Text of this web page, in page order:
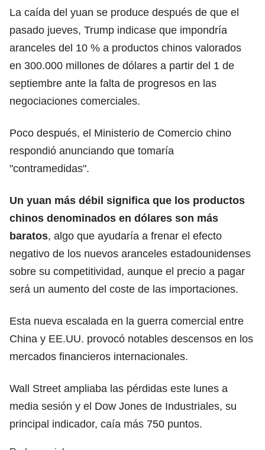
La caída del yuan se produce después de que el
pasado jueves, Trump indicase que impondría
aranceles del 10 % a productos chinos valorados
en 300.000 millones de dólares a partir del 1 de
septiembre ante la falta de progresos en las
negociaciones comerciales.
Poco después, el Ministerio de Comercio chino
respondió anunciando que tomaría
"contramedidas".
Un yuan más débil significa que los productos
chinos denominados en dólares son más
baratos, algo que ayudaría a frenar el efecto
negativo de los nuevos aranceles estadounidenses
sobre su competitividad, aunque el precio a pagar
será un aumento del coste de las importaciones.
Esta nueva escalada en la guerra comercial entre
China y EE.UU. provocó notables descensos en los
mercados financieros internacionales.
Wall Street ampliaba las pérdidas este lunes a
media sesión y el Dow Jones de Industriales, su
principal indicador, caía más 750 puntos.